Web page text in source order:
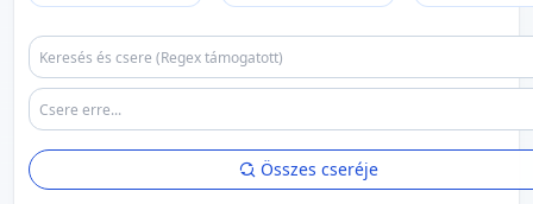
Összes cseréje